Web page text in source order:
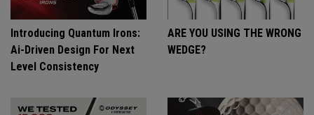
Introducing Quantum Irons:
Ai-Driven Design For Next
Level Consistency
ARE YOU USING THE WRONG
WEDGE?